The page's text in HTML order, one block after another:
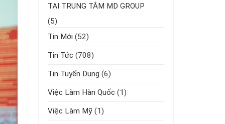
TẠI TRUNG TÂM MD GROUP
(5)
Tin Mới (52)
Tin Tức (708)
Tin Tuyển Dụng (6)
Việc Làm Hàn Quốc (1)
Việc Làm Mỹ (1)